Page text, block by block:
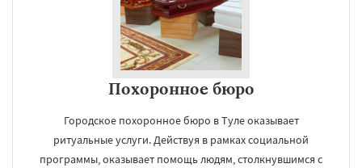
Похоронное бюро
Городское похоронное бюро в Туле оказывает
ритуальные услуги. Действуя в рамках социальной
программы, оказывает помощь людям, столкнувшимся с